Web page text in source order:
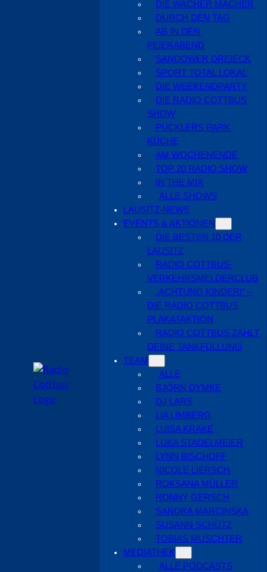
DIE WACHER MACHER
DURCH DEN TAG
AB IN DEN
FEIERABEND
SANDOWER DREIECK
SPORT TOTAL LOKAL
DIE WEEKENDPARTY
DIE RADIO COTTBUS
SHOW
PÜCKLERS PARK
KÜCHE
AM WOCHENENDE
TOP 20 RADIO SHOW
IN THE MIX
ALLE SHOWS
LAUSITZ-NEWS
EVENTS & AKTIONEN
DIE BESTEN 10 DER
LAUSITZ
RADIO COTTBUS-
VERKEHRSMELDERCLUB
„ACHTUNG KINDER!“ –
DIE RADIO COTTBUS
PLAKATAKTION
RADIO COTTBUS ZAHLT
DEINE TANKFÜLLUNG
TEAM
ALLE
BJÖRN DYMKE
DJ LARS
LIA LIMBERG
LUISA KRAKE
LUKA STADELMEIER
LYNN BISCHOFF
NICOLE LIERSCH
ROKSANA MÜLLER
RONNY GERSCH
SANDRA MARCINSKA
SUSANN SCHÜTZ
TOBIAS MUSCHTER
MEDIATHEK
ALLE PODCASTS